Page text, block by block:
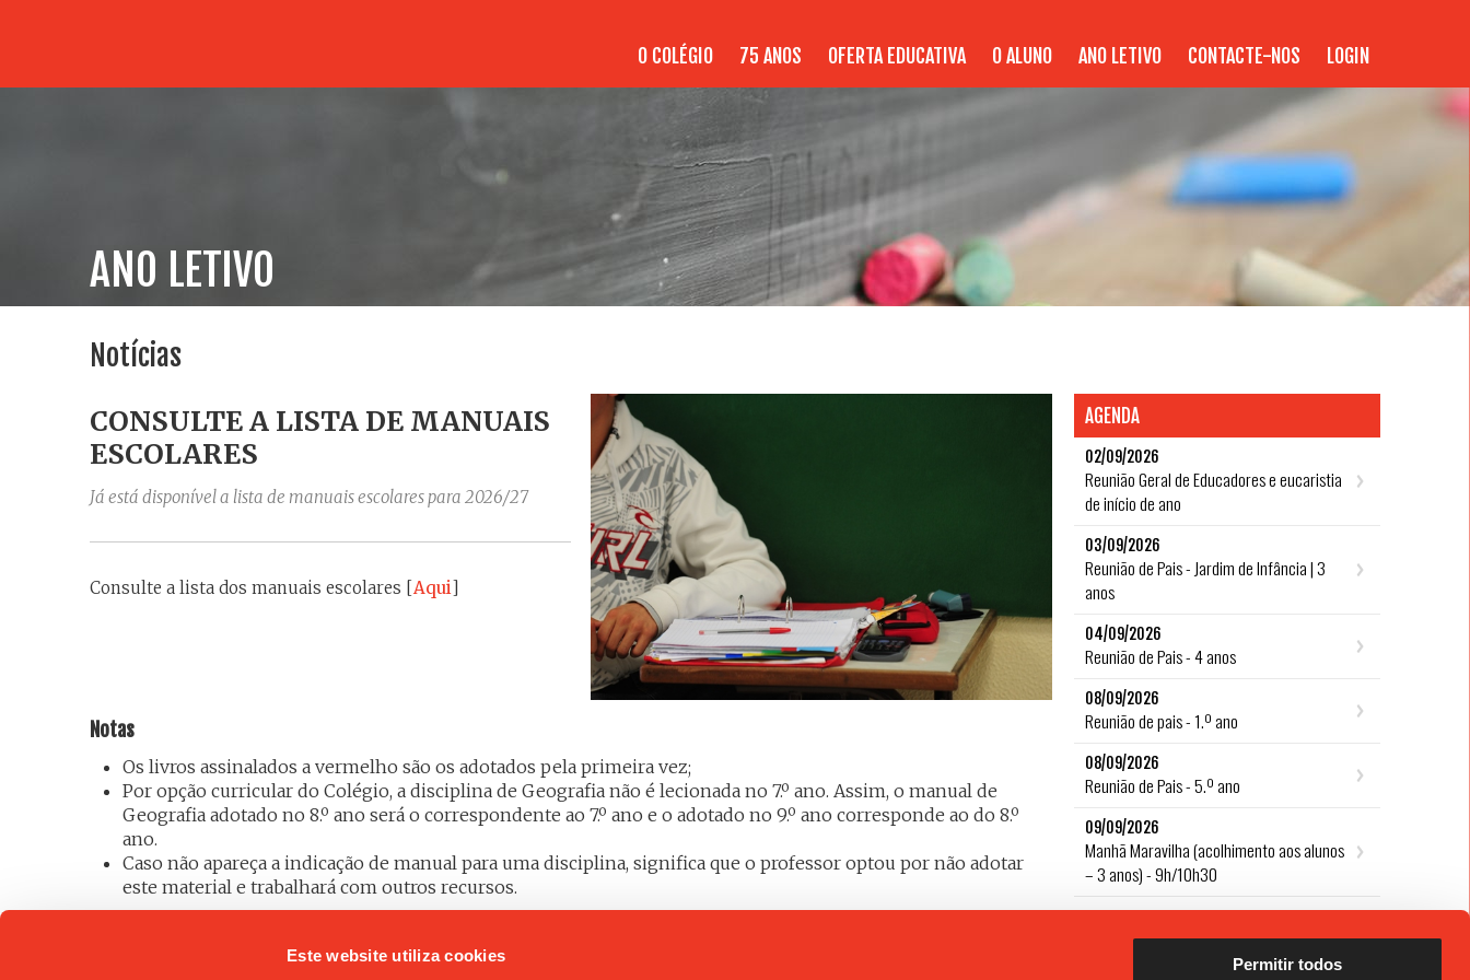
Este website utiliza cookies Permitir todos
O COLÉGIO 75 ANOS OFERTA EDUCATIVA O ALUNO ANO LETIVO CONTACTE-NOS LOGIN
ANO LETIVO
Notícias
CONSULTE A LISTA DE MANUAIS
ESCOLARES
Já está disponível a lista de manuais escolares para 2026/27
Consulte a lista dos manuais escolares [Aqui]
Notas
Os livros assinalados a vermelho são os adotados pela primeira vez;
Por opção curricular do Colégio, a disciplina de Geografia não é lecionada no 7.º ano. Assim, o manual de
Geografia adotado no 8.º ano será o correspondente ao 7.º ano e o adotado no 9.º ano corresponde ao do 8.º
ano.
Caso não apareça a indicação de manual para uma disciplina, significa que o professor optou por não adotar
este material e trabalhará com outros recursos.
AGENDA
02/09/2026
Reunião Geral de Educadores e eucaristia
de início de ano
03/09/2026
Reunião de Pais - Jardim de Infância | 3
anos
04/09/2026
Reunião de Pais - 4 anos
08/09/2026
Reunião de pais - 1.º ano
08/09/2026
Reunião de Pais - 5.º ano
09/09/2026
Manhã Maravilha (acolhimento aos alunos
– 3 anos) - 9h/10h30
Ver todos